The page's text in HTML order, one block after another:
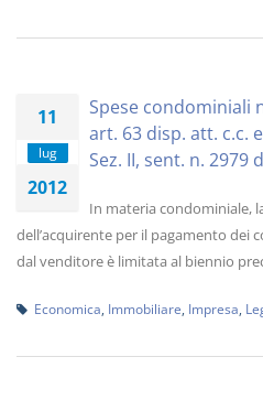
11
lug
2012
Spese condominiali
art. 63 disp. att. c.c.
Sez. II, sent. n. 2979
In materia condominiale,
dell’acquirente per il pagamento
dal venditore è limitata al biennio
Economica Immobiliare Impresa